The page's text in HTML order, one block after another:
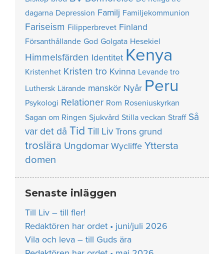
dagarna Depression Familj Familjekommunion
Fariseism Filipperbrevet Finland
Försanthållande God Golgata Hesekiel
Himmelsfärden Identitet Kenya
Kristenhet Kristen tro Kvinna Levande tro
Luthersk Lärande manskör Nyår Peru
Psykologi Relationer Rom Roseniuskyrkan
Sagan om Ringen Sjukvård Stilla veckan Straff Så
var det då Tid Till Liv Trons grund
troslära Ungdomar Wycliffe Yttersta
domen
Senaste inläggen
Till Liv – till fler!
Redaktören har ordet • juni/juli 2026
Vila och leva – till Guds ära